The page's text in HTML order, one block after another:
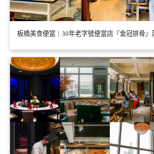
板橋美食便當｜30年老字號便當店『金冠排骨』